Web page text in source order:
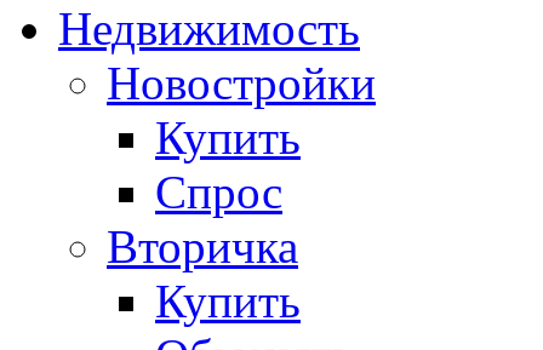
Недвижимость
Новостройки
Купить
Спрос
Вторичка
Купить